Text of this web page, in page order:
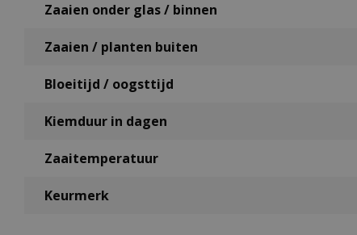
Zaaien onder glas / binnen
Zaaien / planten buiten
Bloeitijd / oogsttijd
Kiemduur in dagen
Zaaitemperatuur
Keurmerk